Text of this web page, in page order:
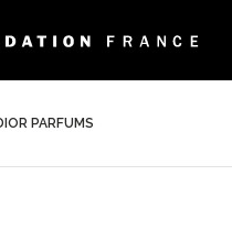
PARFUMS